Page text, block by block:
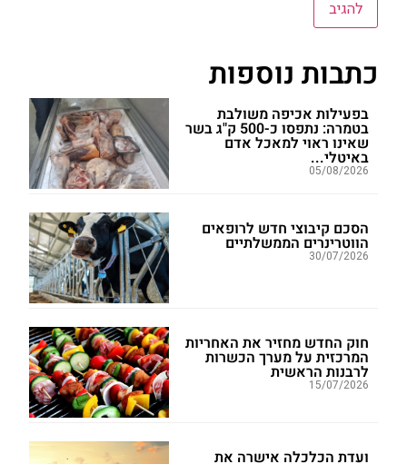
כתבות נוספות
בפעילות אכיפה משולבת
בטמרה: נתפסו כ-500 ק"ג בשר
שאינו ראוי למאכל אדם
באיטלי...
05/08/2026
הסכם קיבוצי חדש לרופאים
הווטרינרים הממשלתיים
30/07/2026
חוק החדש מחזיר את האחריות
המרכזית על מערך הכשרות
לרבנות הראשית
15/07/2026
ועדת הכלכלה אישרה את